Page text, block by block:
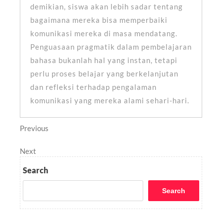
demikian, siswa akan lebih sadar tentang
bagaimana mereka bisa memperbaiki
komunikasi mereka di masa mendatang.
Penguasaan pragmatik dalam pembelajaran
bahasa bukanlah hal yang instan, tetapi
perlu proses belajar yang berkelanjutan
dan refleksi terhadap pengalaman
komunikasi yang mereka alami sehari-hari.
Post
navigation
Previous
Previous
Next
Post
Next
Search
Search